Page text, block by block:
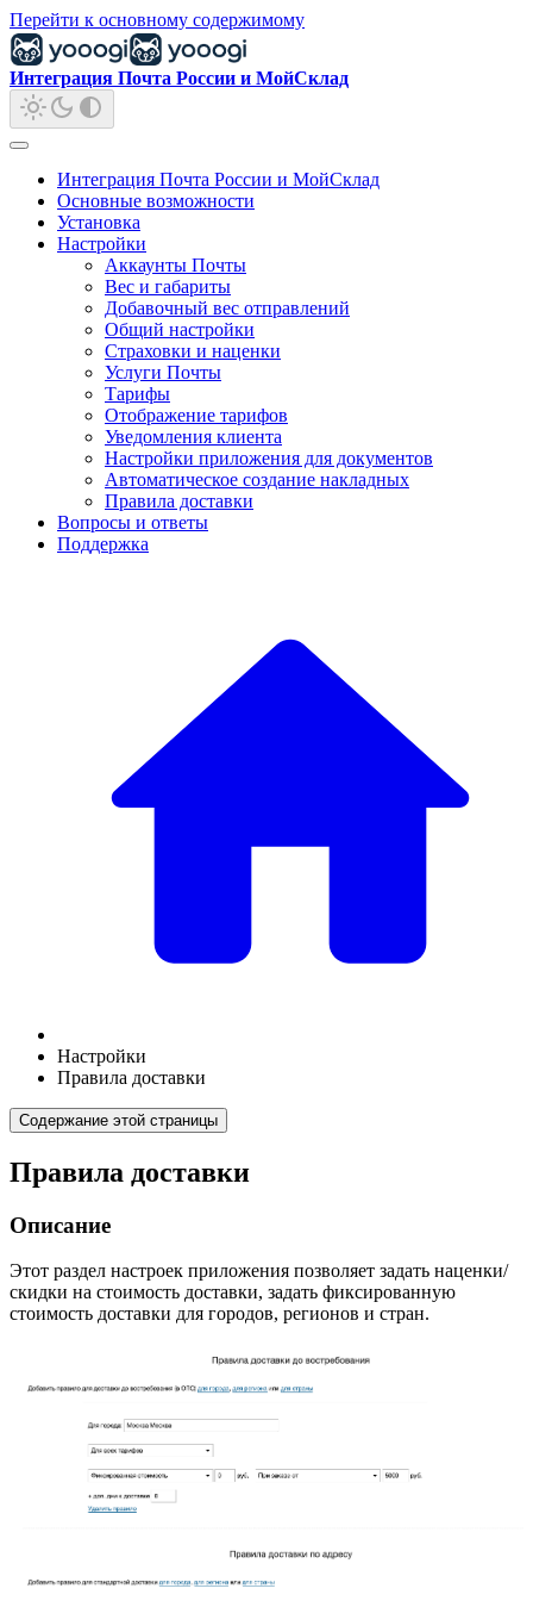
Перейти к основному содержимому
Интеграция Почта России и МойСклад
Интеграция Почта России и МойСклад
Основные возможности
Установка
Настройки
Аккаунты Почты
Вес и габариты
Добавочный вес отправлений
Общий настройки
Страховки и наценки
Услуги Почты
Тарифы
Отображение тарифов
Уведомления клиента
Настройки приложения для документов
Автоматическое создание накладных
Правила доставки
Вопросы и ответы
Поддержка
Настройки
Правила доставки
Содержание этой страницы
Правила доставки
Описание
Этот раздел настроек приложения позволяет задать наценки/
скидки на стоимость доставки, задать фиксированную
стоимость доставки для городов, регионов и стран.